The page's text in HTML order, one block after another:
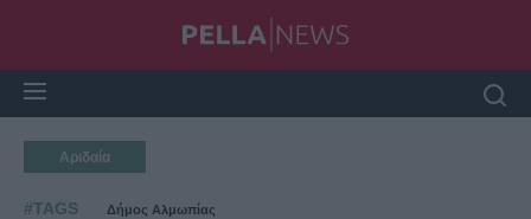
Αριδαία
#TAGS Δήμος Αλμωπίας